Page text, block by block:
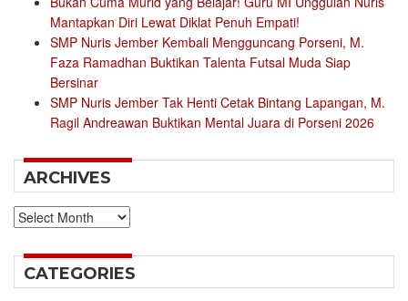
Mantapkan Diri Lewat Diklat Penuh Empati!
SMP Nuris Jember Kembali Mengguncang Porseni, M.
Faza Ramadhan Buktikan Talenta Futsal Muda Siap
Bersinar
SMP Nuris Jember Tak Henti Cetak Bintang Lapangan, M.
Ragil Andreawan Buktikan Mental Juara di Porseni 2026
ARCHIVES
Archives
CATEGORIES